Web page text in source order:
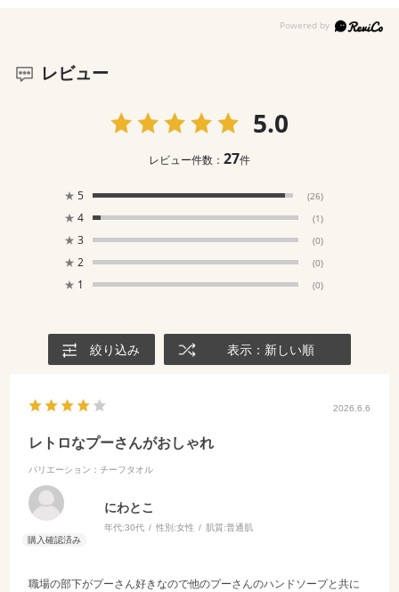
レビュー
5.0
レビュー件数： 27件
★ 5 (26)
★ 4 (1)
★ 3 (0)
★ 2 (0)
★ 1 (0)
絞り込み 表示：新しい順
2026.6.6
レトロなプーさんがおしゃれ
バリエーション：チーフタオル
にわとこ
年代:30代 性別:女性 肌質:普通肌
職場の部下がプーさん好きなので他のプーさんのハンドソープと共に